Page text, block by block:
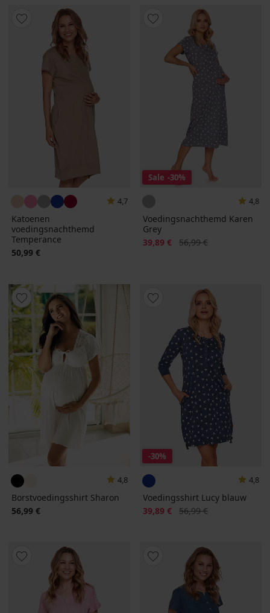
4,7
Katoenen
voedingsnachthemd
Temperance
50,99 €
Sale -30%
4,8
Voedingsnachthemd Karen
Grey
Korting
39,89 € Oorspronkelijke prijs
56,99 €
4,8
Borstvoedingsshirt Sharon
56,99 €
-30%
4,8
Voedingsshirt Lucy blauw
Korting
39,89 € Oorspronkelijke prijs
56,99 €